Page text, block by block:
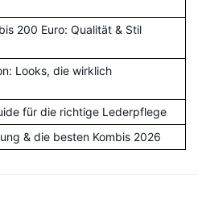
200 Euro: Qualität & Stil
Looks, die wirklich
für die richtige Lederpflege
& die besten Kombis 2026